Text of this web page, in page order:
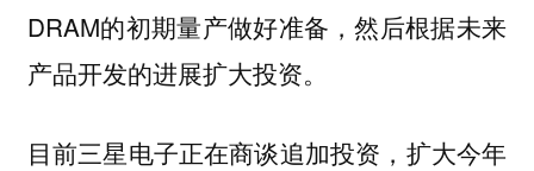
DRAM的初期量产做好准备，然后根据未来
产品开发的进展扩大投资。
目前三星电子正在商谈追加投资，扩大今年